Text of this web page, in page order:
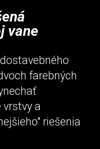
vane
farebných
vrstvy a
riešenia